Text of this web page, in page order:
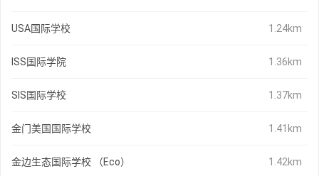
USA国际学校 1.24km
ISS国际学院 1.36km
SIS国际学校 1.37km
金门美国国际学校 1.41km
金边生态国际学校 （Eco） 1.42km